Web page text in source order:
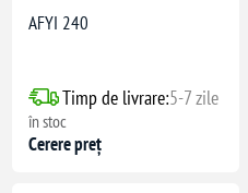
AFYI 240
Timp de livrare:5-7 zile
în stoc
Cerere preț